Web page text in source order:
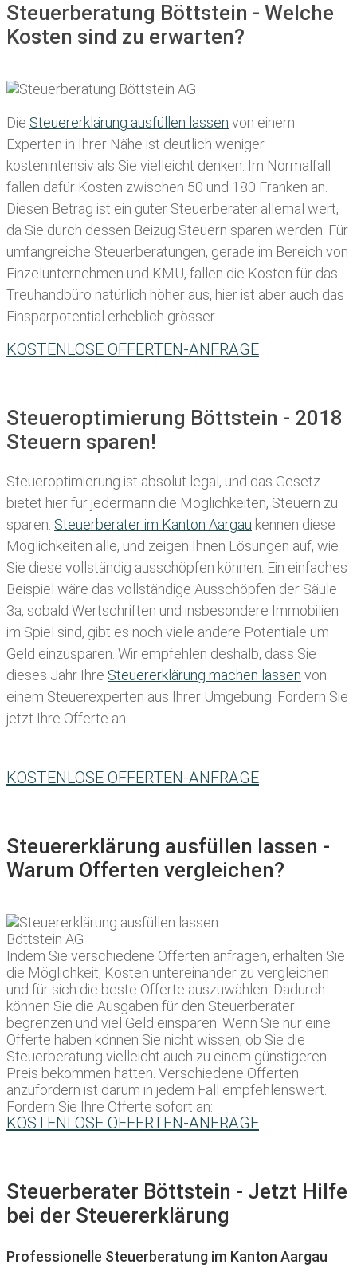
Steuerberatung Böttstein - Welche
Kosten sind zu erwarten?
Die Steuererklärung ausfüllen lassen von einem
Experten in Ihrer Nähe ist deutlich weniger
kostenintensiv als Sie vielleicht denken. Im Normalfall
fallen dafür Kosten zwischen 50 und 180 Franken an.
Diesen Betrag ist ein guter Steuerberater allemal wert,
da Sie durch dessen Beizug Steuern sparen werden. Für
umfangreiche Steuerberatungen, gerade im Bereich von
Einzelunternehmen und KMU, fallen die Kosten für das
Treuhandbüro natürlich höher aus, hier ist aber auch das
Einsparpotential erheblich grösser.
KOSTENLOSE OFFERTEN-ANFRAGE
Steueroptimierung Böttstein - 2018
Steuern sparen!
Steueroptimierung ist absolut legal, und das Gesetz
bietet hier für jedermann die Möglichkeiten, Steuern zu
sparen. Steuerberater im K anton Aargau kennen diese
Möglichkeiten alle, und zeigen Ihnen Lösungen auf, wie
Sie diese vollständig ausschöpfen können. Ein einfaches
Beispiel wäre das vollständige Ausschöpfen der Säule
3a, sobald Wertschriften und insbesondere Immobilien
im Spiel sind, gibt es noch viele andere Potentiale um
Geld einzusparen. Wir empfehlen deshalb, dass Sie
dieses Jahr Ihre Steuererklärung machen lassen von
einem Steuerexperten aus Ihrer Umgebung. Fordern Sie
jetzt Ihre Offerte an:
KOSTENLOSE OFFERTEN-ANFRAGE
Steuererklärung ausfüllen lassen -
Warum Offerten vergleichen?
Indem Sie verschiedene Offerten anfragen, erhalten Sie
die Möglichkeit, Kosten untereinander zu vergleichen
und für sich die beste Offerte auszuwählen. Dadurch
können Sie die Ausgaben für den Steuerberater
begrenzen und viel Geld einsparen. Wenn Sie nur eine
Offerte haben können Sie nicht wissen, ob Sie die
Steuerberatung vielleicht auch zu einem günstigeren
Preis bekommen hätten. Verschiedene Offerten
anzufordern ist darum in jedem Fall empfehlenswert.
Fordern Sie Ihre Offerte sofort an:
KOSTENLOSE OFFERTEN-ANFRAGE
Steuerberater Böttstein - Jetzt Hilfe
bei der Steuererklärung
Professionelle Steuerberatung im Kanton Aargau